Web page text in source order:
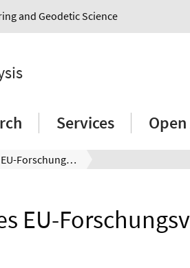
and Geodetic Science
Services Open
Neues EU-Forschungsvorhaben MARINET
EU-